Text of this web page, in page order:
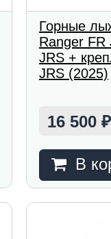
Горные
Ranger FR
JRS +
JRS (2025)
16 500₽
В